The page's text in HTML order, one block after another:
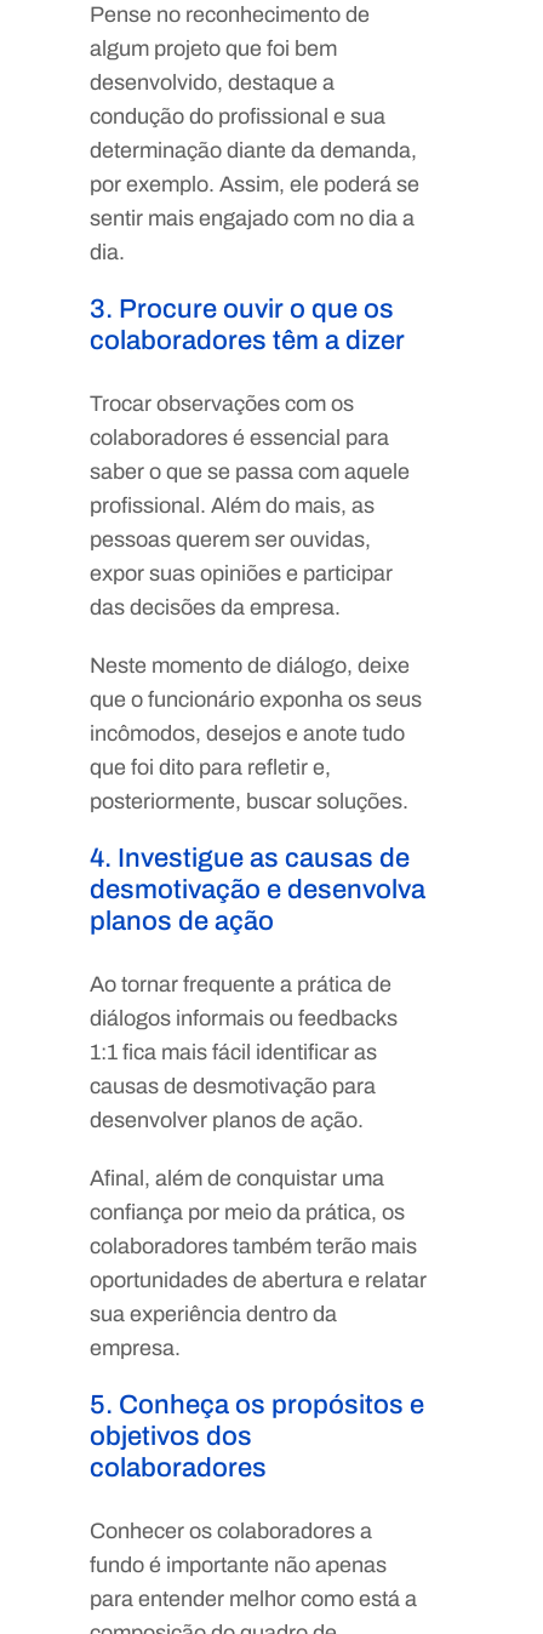
Pense no reconhecimento de
algum projeto que foi bem
desenvolvido, destaque a
condução do profissional e sua
determinação diante da demanda,
por exemplo. Assim, ele poderá se
sentir mais engajado com no dia a
dia.
3. Procure ouvir o que os
colaboradores têm a dizer
Trocar observações com os
colaboradores é essencial para
saber o que se passa com aquele
profissional. Além do mais, as
pessoas querem ser ouvidas,
expor suas opiniões e participar
das decisões da empresa.
Neste momento de diálogo, deixe
que o funcionário exponha os seus
incômodos, desejos e anote tudo
que foi dito para refletir e,
posteriormente, buscar soluções.
4. Investigue as causas de
desmotivação e desenvolva
planos de ação
Ao tornar frequente a prática de
diálogos informais ou feedbacks
1:1 fica mais fácil identificar as
causas de desmotivação para
desenvolver planos de ação.
Afinal, além de conquistar uma
confiança por meio da prática, os
colaboradores também terão mais
oportunidades de abertura e relatar
sua experiência dentro da
empresa.
5. Conheça os propósitos e
objetivos dos
colaboradores
Conhecer os colaboradores a
fundo é importante não apenas
para entender melhor como está a